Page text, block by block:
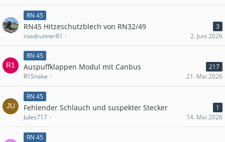
RN 45
RN45 Hitzeschutzblech von RN32/49
3
roadrunner81
2. Juni 2026
RN 45
Auspuffklappen Modul mit Canbus
217
R1Snake
21. Mai 2026
RN 45
Fehlender Schlauch und suspekter Stecker
1
Jules717
14. Mai 2026
RN 45